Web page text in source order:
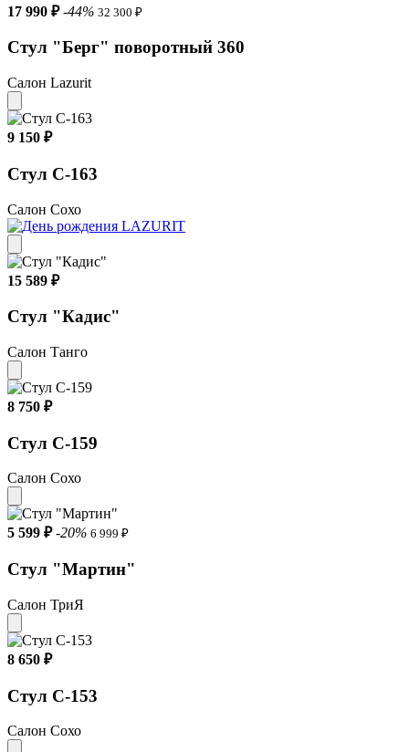
17 990 ₽ -44% 32 300 ₽
Стул "Берг" поворотный 360
Салон Lazurit
9 150 ₽
Стул С-163
Салон Сохо
15 589 ₽
Стул "Кадис"
Салон Танго
8 750 ₽
Стул С-159
Салон Сохо
5 599 ₽ -20% 6 999 ₽
Стул "Мартин"
Салон ТриЯ
8 650 ₽
Стул С-153
Салон Сохо